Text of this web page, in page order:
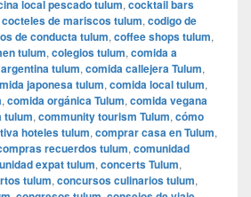
local pescado tulum, cocktail bars
cocteles de mariscos tulum, codigo de
de conducta tulum, coffee shops tulum,
tulum, colegios tulum, comida a
tulum, comida callejera Tulum,
japonesa tulum, comida local tulum,
, comida orgánica Tulum, comida vegana
tulum, community tourism Tulum, cómo
hoteles tulum, comprar casa en Tulum,
recuerdos tulum, comunidad
expat tulum, concerts Tulum,
tulum, concursos culinarios tulum,